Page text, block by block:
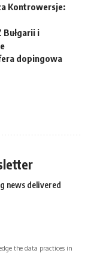
Kontrowersje:
Bułgarii i
dopingowa
news delivered
the data practices in